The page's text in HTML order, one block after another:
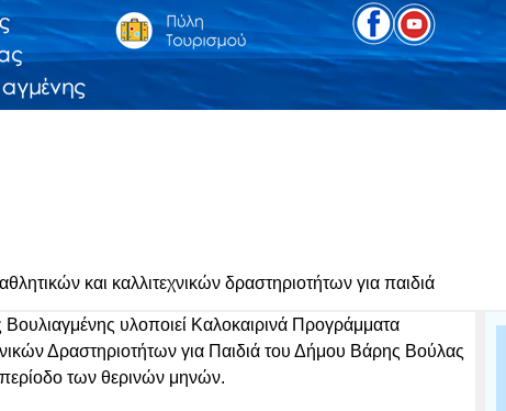
και καλλιτεχνικών δραστηριοτήτων για παιδιά
υλοποιεί Καλοκαιρινά Προγράμματα
Δραστηριοτήτων για Παιδιά του Δήμου Βάρης Βούλας
των θερινών μηνών.